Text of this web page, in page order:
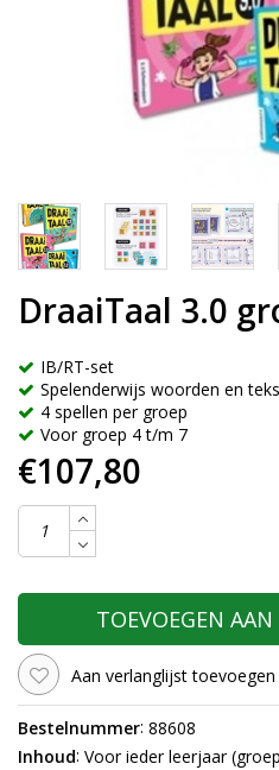
DraaiTaal 3.0
IB/RT-set
Spelenderwijs woorden en
4 spellen per groep
Voor groep 4 t/m 7
€107,80
TOEVOEGEN
Aan verlanglijst toevoegen
Bestelnummer: 88608
Inhoud: Voor ieder leerjaar